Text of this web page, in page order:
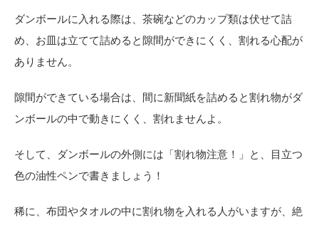
ダンボールに入れる際は、茶碗などのカップ類は伏せて詰
め、お皿は立てて詰めると隙間ができにくく、割れる心配が
ありません。
隙間ができている場合は、間に新聞紙を詰めると割れ物がダ
ンボールの中で動きにくく、割れませんよ。
そして、ダンボールの外側には「割れ物注意！」と、目立つ
色の油性ペンで書きましょう！
稀に、布団やタオルの中に割れ物を入れる人がいますが、絶